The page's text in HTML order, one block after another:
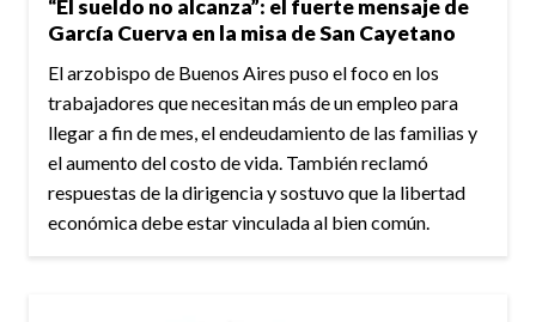
“El sueldo no alcanza”: el fuerte mensaje de
García Cuerva en la misa de San Cayetano
El arzobispo de Buenos Aires puso el foco en los
trabajadores que necesitan más de un empleo para
llegar a fin de mes, el endeudamiento de las familias y
el aumento del costo de vida. También reclamó
respuestas de la dirigencia y sostuvo que la libertad
económica debe estar vinculada al bien común.